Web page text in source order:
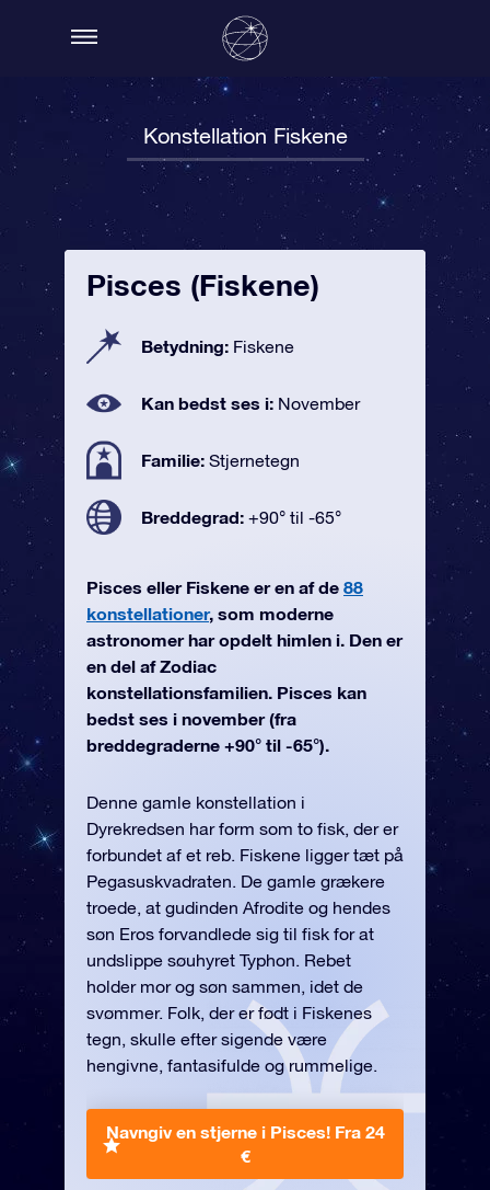
Konstellation Fiskene
Pisces (Fiskene)
Betydning: Fiskene
Kan bedst ses i: November
Familie: Stjernetegn
Breddegrad: +90° til -65°
Pisces eller Fiskene er en af de 88
konstellationer, som moderne
astronomer har opdelt himlen i. Den er
en del af Zodiac
konstellationsfamilien. Pisces kan
bedst ses i november (fra
breddegraderne +90° til -65°).
Denne gamle konstellation i
Dyrekredsen har form som to fisk, der er
forbundet af et reb. Fiskene ligger tæt på
Pegasuskvadraten. De gamle grækere
troede, at gudinden Afrodite og hendes
søn Eros forvandlede sig til fisk for at
undslippe søuhyret Typhon. Rebet
holder mor og søn sammen, idet de
svømmer. Folk, der er født i Fiskenes
tegn, skulle efter sigende være
hengivne, fantasifulde og rummelige.
Navngiv en stjerne i Pisces! Fra 24
€